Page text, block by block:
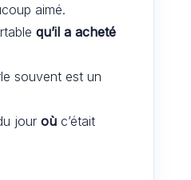
aimé.
qu’il a acheté
souvent est un
jour où c’était